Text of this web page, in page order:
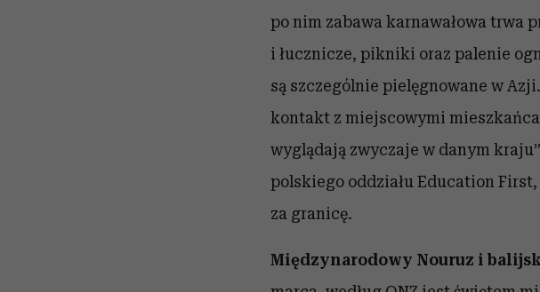
po nim zabawa karnawałowa trwa
i łucznicze, pikniki oraz palenie
są szczególnie pielęgnowane w
kontakt z miejscowymi
wyglądają zwyczaje w danym
polskiego oddziału Education First
za granicę.
Międzynarodowy Nouruz i